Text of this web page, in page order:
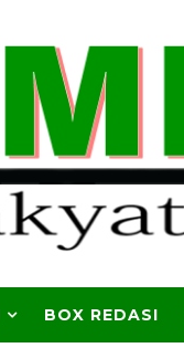
BOX REDASI